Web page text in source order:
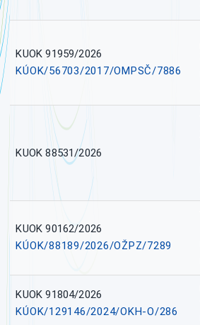
KUOK 91959/2026
KÚOK/56703/2017/OMPSČ/7886
KUOK 88531/2026
KUOK 90162/2026
KÚOK/88189/2026/OŽPZ/7289
KUOK 91804/2026
KÚOK/129146/2024/OKH-O/286